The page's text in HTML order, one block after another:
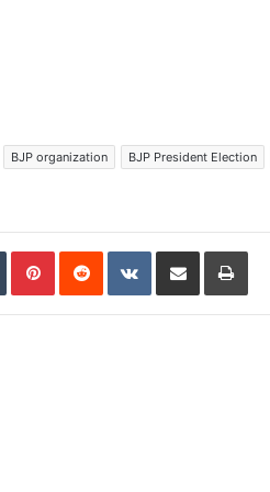
BJP organization BJP President Election
TumblrPinterestReddit VKontakte
Share via Email Print